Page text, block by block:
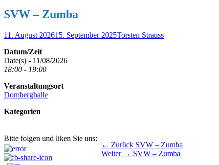
SVW – Zumba
Veröffentlicht
11. August 202615. September 2025Autor
Torsten Strauss
Datum/Zeit
Date(s) - 11/08/2026
18:00 - 19:00
Veranstaltungsort
Domberghalle
Kategorien
Bitte folgen und liken Sie uns:
Beitragsnavigation ← Zurück Vorhergehender
Beitrag:
SVW – Zumba
Weiter → Nächster
SVW – Zumba